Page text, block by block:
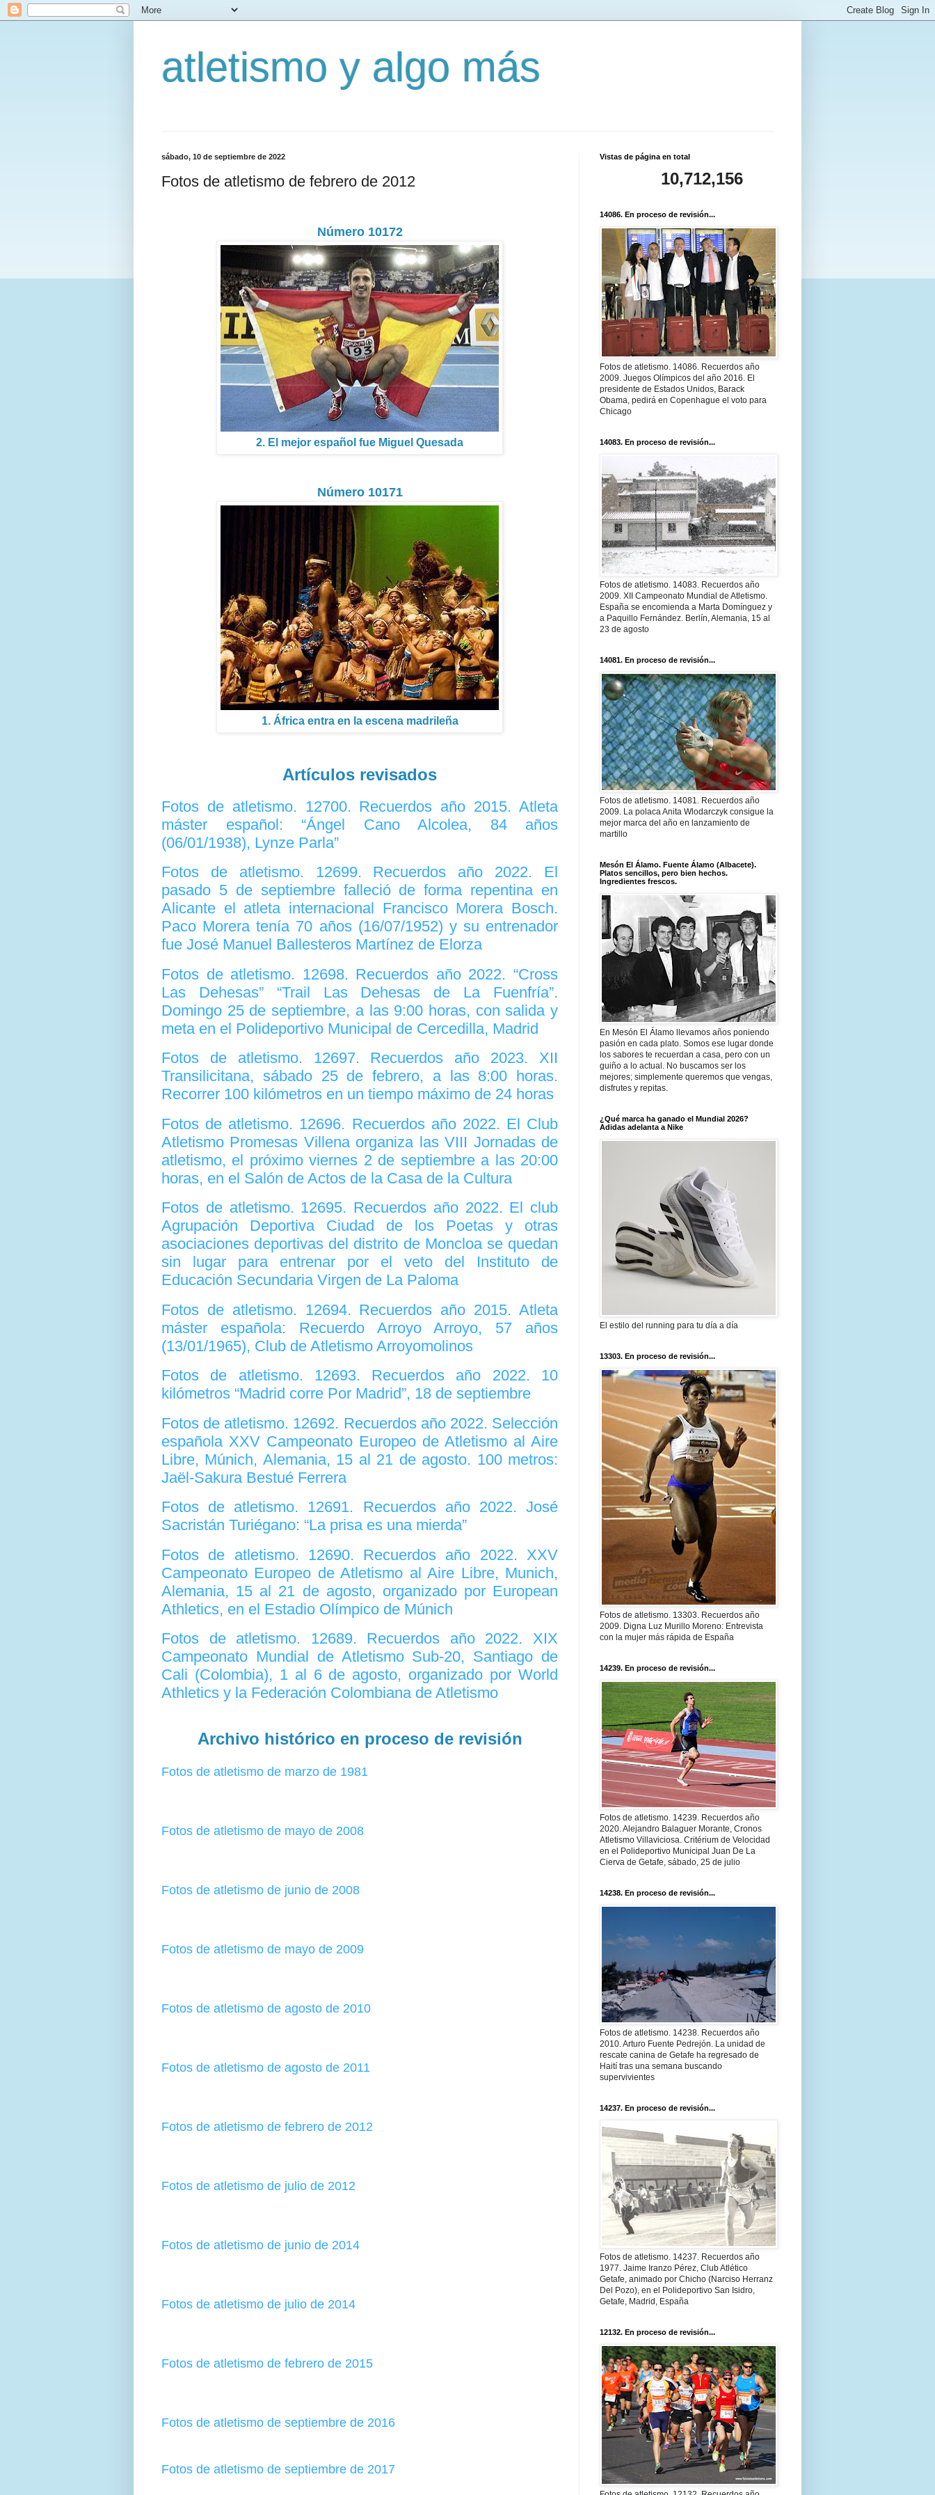
atletismo y algo más
sábado, 10 de septiembre de 2022
Fotos de atletismo de febrero de 2012
Número 10172
2. El mejor español fue Miguel Quesada
Número 10171
1. África entra en la escena madrileña
Artículos revisados
Fotos de atletismo. 12700. Recuerdos año 2015. Atleta
máster español: “Ángel Cano Alcolea, 84 años
(06/01/1938), Lynze Parla”
Fotos de atletismo. 12699. Recuerdos año 2022. El
pasado 5 de septiembre falleció de forma repentina en
Alicante el atleta internacional Francisco Morera Bosch.
Paco Morera tenía 70 años (16/07/1952) y su entrenador
fue José Manuel Ballesteros Martínez de Elorza
Fotos de atletismo. 12698. Recuerdos año 2022. “Cross
Las Dehesas” “Trail Las Dehesas de La Fuenfría”.
Domingo 25 de septiembre, a las 9:00 horas, con salida y
meta en el Polideportivo Municipal de Cercedilla, Madrid
Fotos de atletismo. 12697. Recuerdos año 2023. XII
Transilicitana, sábado 25 de febrero, a las 8:00 horas.
Recorrer 100 kilómetros en un tiempo máximo de 24 horas
Fotos de atletismo. 12696. Recuerdos año 2022. El Club
Atletismo Promesas Villena organiza las VIII Jornadas de
atletismo, el próximo viernes 2 de septiembre a las 20:00
horas, en el Salón de Actos de la Casa de la Cultura
Fotos de atletismo. 12695. Recuerdos año 2022. El club
Agrupación Deportiva Ciudad de los Poetas y otras
asociaciones deportivas del distrito de Moncloa se quedan
sin lugar para entrenar por el veto del Instituto de
Educación Secundaria Virgen de La Paloma
Fotos de atletismo. 12694. Recuerdos año 2015. Atleta
máster española: Recuerdo Arroyo Arroyo, 57 años
(13/01/1965), Club de Atletismo Arroyomolinos
Fotos de atletismo. 12693. Recuerdos año 2022. 10
kilómetros “Madrid corre Por Madrid”, 18 de septiembre
Fotos de atletismo. 12692. Recuerdos año 2022. Selección
española XXV Campeonato Europeo de Atletismo al Aire
Libre, Múnich, Alemania, 15 al 21 de agosto. 100 metros:
Jaël-Sakura Bestué Ferrera
Fotos de atletismo. 12691. Recuerdos año 2022. José
Sacristán Turiégano: “La prisa es una mierda”
Fotos de atletismo. 12690. Recuerdos año 2022. XXV
Campeonato Europeo de Atletismo al Aire Libre, Munich,
Alemania, 15 al 21 de agosto, organizado por European
Athletics, en el Estadio Olímpico de Múnich
Fotos de atletismo. 12689. Recuerdos año 2022. XIX
Campeonato Mundial de Atletismo Sub-20, Santiago de
Cali (Colombia), 1 al 6 de agosto, organizado por World
Athletics y la Federación Colombiana de Atletismo
Archivo histórico en proceso de revisión
Fotos de atletismo de marzo de 1981
Fotos de atletismo de mayo de 2008
Fotos de atletismo de junio de 2008
Fotos de atletismo de mayo de 2009
Fotos de atletismo de agosto de 2010
Fotos de atletismo de agosto de 2011
Fotos de atletismo de febrero de 2012
Fotos de atletismo de julio de 2012
Fotos de atletismo de junio de 2014
Fotos de atletismo de julio de 2014
Fotos de atletismo de febrero de 2015
Fotos de atletismo de septiembre de 2016
Fotos de atletismo de septiembre de 2017
Vistas de página en total
10,712,156
14086. En proceso de revisión...
Fotos de atletismo. 14086. Recuerdos año
2009. Juegos Olímpicos del año 2016. El
presidente de Estados Unidos, Barack
Obama, pedirá en Copenhague el voto para
Chicago
14083. En proceso de revisión...
Fotos de atletismo. 14083. Recuerdos año
2009. XII Campeonato Mundial de Atletismo.
España se encomienda a Marta Domínguez y
a Paquillo Fernández. Berlín, Alemania, 15 al
23 de agosto
14081. En proceso de revisión...
Fotos de atletismo. 14081. Recuerdos año
2009. La polaca Anita Wlodarczyk consigue la
mejor marca del año en lanzamiento de
martillo
Mesón El Álamo. Fuente Álamo (Albacete).
Platos sencillos, pero bien hechos.
Ingredientes frescos.
En Mesón El Álamo llevamos años poniendo
pasión en cada plato. Somos ese lugar donde
los sabores te recuerdan a casa, pero con un
guiño a lo actual. No buscamos ser los
mejores; simplemente queremos que vengas,
disfrutes y repitas.
¿Qué marca ha ganado el Mundial 2026?
Adidas adelanta a Nike
El estilo del running para tu día a día
13303. En proceso de revisión...
Fotos de atletismo. 13303. Recuerdos año
2009. Digna Luz Murillo Moreno: Entrevista
con la mujer más rápida de España
14239. En proceso de revisión...
Fotos de atletismo. 14239. Recuerdos año
2020. Alejandro Balaguer Morante, Cronos
Atletismo Villaviciosa. Critérium de Velocidad
en el Polideportivo Municipal Juan De La
Cierva de Getafe, sábado, 25 de julio
14238. En proceso de revisión...
Fotos de atletismo. 14238. Recuerdos año
2010. Arturo Fuente Pedrejón. La unidad de
rescate canina de Getafe ha regresado de
Haití tras una semana buscando
supervivientes
14237. En proceso de revisión...
Fotos de atletismo. 14237. Recuerdos año
1977. Jaime Iranzo Pérez, Club Atlético
Getafe, animado por Chicho (Narciso Herranz
Del Pozo), en el Polideportivo San Isidro,
Getafe, Madrid, España
12132. En proceso de revisión...